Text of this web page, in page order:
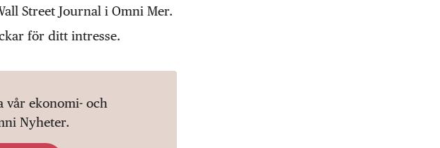
Street Journal i Omni Mer.
för ditt intresse.
vår ekonomi- och
Nyheter.